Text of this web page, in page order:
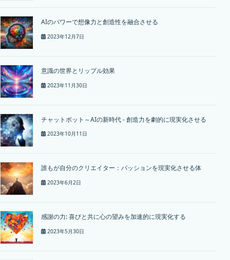
AIのパワーで想像力と創造性を融合させる
2023年12月7日
意識の世界とリップル効果
2023年11月30日
チャットボット～AIの新時代 - 創造力を劇的に現実化させる
2023年10月11日
誰もが自分のクリエイター：パッションを現実化させる体
2023年6月2日
感謝の力: 喜びと共に心の望みを加速的に現実化する
2023年5月30日